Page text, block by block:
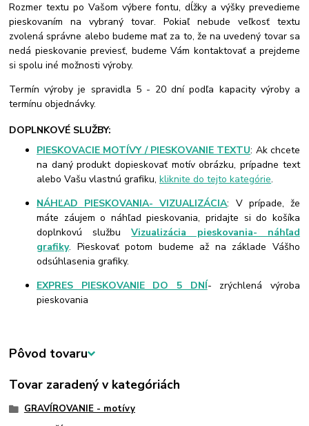
Rozmer textu po Vašom výbere fontu, dĺžky a výšky prevedieme
pieskovaním na vybraný tovar. Pokiaľ nebude veľkosť textu
zvolená správne alebo budeme mať za to, že na uvedený tovar sa
nedá pieskovanie previesť, budeme Vám kontaktovať a prejdeme
si spolu iné možnosti výroby.
Termín výroby je spravidla 5 - 20 dní podľa kapacity výroby a
termínu objednávky.
DOPLNKOVÉ SLUŽBY:
PIESKOVACIE MOTÍVY / PIESKOVANIE TEXTU: Ak chcete
na daný produkt dopieskovať motív obrázku, prípadne text
alebo Vašu vlastnú grafiku,kliknite do tejto kategórie.
NÁHĽAD PIESKOVANIA- VIZUALIZÁCIA: V prípade, že
máte záujem o náhľad pieskovania, pridajte si do košíka
doplnkovú službuVizualizácia pieskovania- náhľad
grafiky. Pieskovať potom budeme až na základe Vášho
odsúhlasenia grafiky.
EXPRES PIESKOVANIE DO 5 DNÍ- zrýchlená výroba
pieskovania
Pôvod tovaru
Tovar zaradený v kategóriách
GRAVÍROVANIE - motívy